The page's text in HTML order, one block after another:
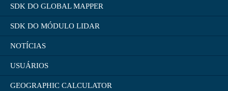
SDK DO GLOBAL MAPPER
SDK DO MÓDULO LIDAR
NOTÍCIAS
USUÁRIOS
GEOGRAPHIC CALCULATOR